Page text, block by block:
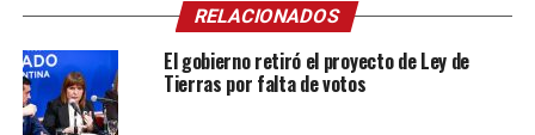
RELACIONADOS
El gobierno retiró el proyecto de Ley de
Tierras por falta de votos